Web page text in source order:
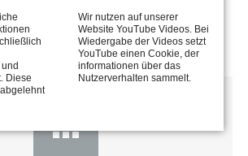
Diese
Wir nutzen auf unserer
Website YouTube Videos. Bei
Wiedergabe der Videos setzt
YouTube einen Cookie, der
informationen über das
Nutzerverhalten sammelt.